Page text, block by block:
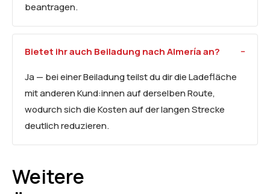
beantragen.
Bietet ihr auch Beiladung nach Almería an?
Ja — bei einer Beiladung teilst du dir die Ladefläche
mit anderen Kund:innen auf derselben Route,
wodurch sich die Kosten auf der langen Strecke
deutlich reduzieren.
Weitere